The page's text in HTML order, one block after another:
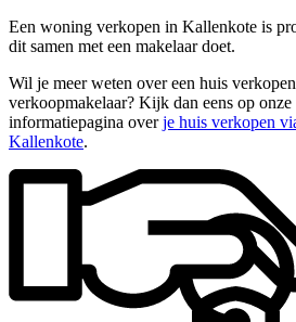
Een woning verkopen in Kallenkote is
dit samen met een makelaar doet.
Wil je meer weten over een huis
verkoopmakelaar? Kijk dan eens op onze
informatiepagina overje huis verkopen
Kallenkote.